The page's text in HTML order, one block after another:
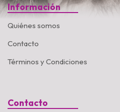
Información
Quiénes somos
Contacto
Términos y Condiciones
Contacto